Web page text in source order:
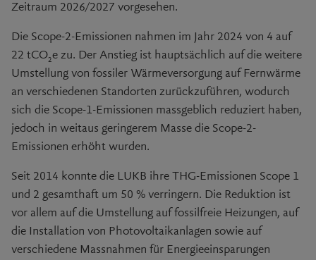
Zeitraum 2026/2027 vorgesehen.
Die Scope-2-Emissionen nahmen im Jahr 2024 von 4 auf
22 tCO2e zu. Der Anstieg ist hauptsächlich auf die weitere
Umstellung von fossiler Wärmeversorgung auf Fernwärme
an verschiedenen Standorten zurückzuführen, wodurch
sich die Scope-1-Emissionen massgeblich reduziert haben,
jedoch in weitaus geringerem Masse die Scope-2-
Emissionen erhöht wurden.
Seit 2014 konnte die LUKB ihre THG-Emissionen Scope 1
und 2 gesamthaft um 50 % verringern. Die Reduktion ist
vor allem auf die Umstellung auf fossilfreie Heizungen, auf
die Installation von Photovoltaikanlagen sowie auf
verschiedene Massnahmen für Energieeinsparungen